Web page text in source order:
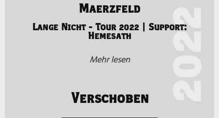
Maerzfeld
Lange Nicht - Tour 2022 | Support:
Hemesath
Mehr lesen
Verschoben 2022